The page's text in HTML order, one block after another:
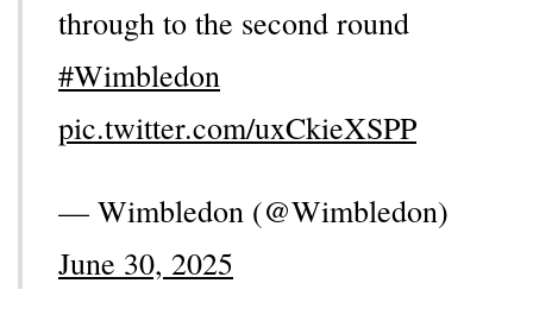
through to the second round
#Wimbledon
pic.twitter.com/uxCkieXSPP
— Wimbledon (@Wimbledon)
June 30, 2025